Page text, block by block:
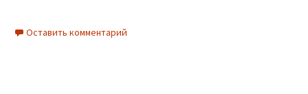
Оставить комментарий